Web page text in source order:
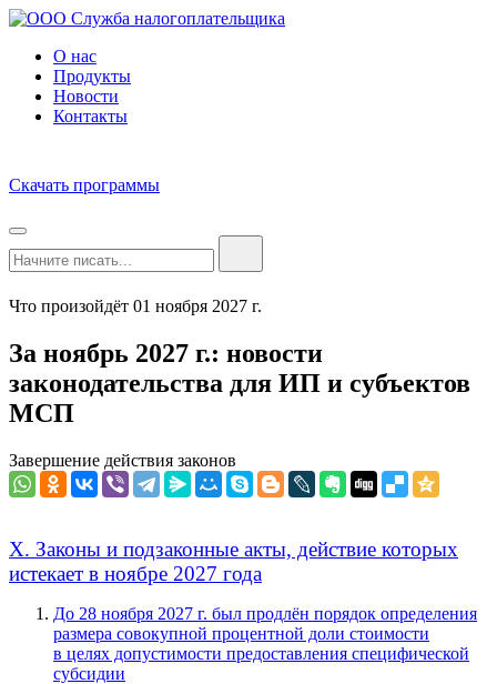
О нас
Продукты
Новости
Контакты
Скачать программы
Что произойдёт 01 ноября 2027 г.
За ноябрь 2027 г.: новости
законодательства для ИП и субъектов
МСП
Завершение действия законов
X. Законы и подзаконные акты, действие которых
истекает в ноябре 2027 года
До 28 ноября 2027 г. был продлён порядок определения
размера совокупной процентной доли стоимости
в целях допустимости предоставления специфической
субсидии